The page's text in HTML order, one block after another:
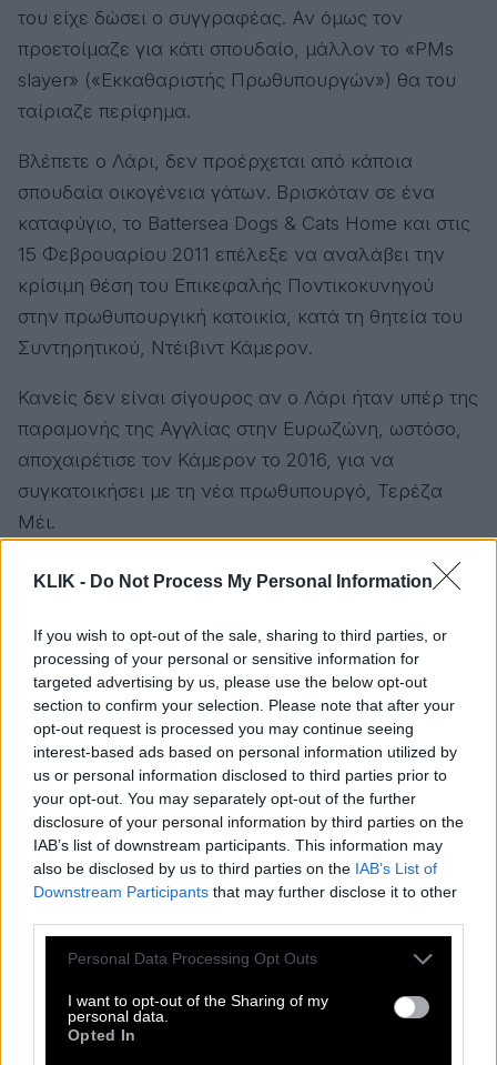
KLIK - Do Not Process My Personal Information
If you wish to opt-out of the sale, sharing to third parties, or
processing of your personal or sensitive information for
targeted advertising by us, please use the below opt-out
section to confirm your selection. Please note that after your
opt-out request is processed you may continue seeing
interest-based ads based on personal information utilized by
us or personal information disclosed to third parties prior to
your opt-out. You may separately opt-out of the further
disclosure of your personal information by third parties on the
IAB’s list of downstream participants. This information may
also be disclosed by us to third parties on the IAB’s List of
Downstream Participants that may further disclose it to other
Please note that this website/app uses one or more Google
not limited to your visit or usage behaviour. You may click to
grant or deny consent to Google and its third-party tags to
use your data for below specified purposes in below Google
Personal Data Processing Opt Outs
I want to opt-out of the Sharing of my
personal data.
Opted In
του είχε δώσει ο συγγραφέας. Αν όμως τον
προετοίμαζε για κάτι σπουδαίο, μάλλον το «PMs
slayer» («Εκκαθαριστής Πρωθυπουργών») θα του
ταίριαζε περίφημα.
Βλέπετε ο Λάρι, δεν προέρχεται από κάποια
σπουδαία οικογένεια γάτων. Βρισκόταν σε ένα
καταφύγιο, το Battersea Dogs & Cats Home και στις
15 Φεβρουαρίου 2011 επέλεξε να αναλάβει την
κρίσιμη θέση του Επικεφαλής Ποντικοκυνηγού
στην πρωθυπουργική κατοικία, κατά τη θητεία του
Συντηρητικού, Ντέιβιντ Κάμερον.
Κανείς δεν είναι σίγουρος αν ο Λάρι ήταν υπέρ της
παραμονής της Αγγλίας στην Ευρωζώνη, ωστόσο,
αποχαιρέτισε τον Κάμερον το 2016, για να
συγκατοικήσει με τη νέα πρωθυπουργό, Τερέζα
Μέι.
Εν τούτοις, έπειτα από μια φορτισμένη τριετία με
από τονΜπόρις Τζόνσον, με τον οποίον σίγουρα
δεν τα πήγαν καλά! Πολλή φασαρία,
παλιμπαιδίζουσα συμπεριφορά και Covid έπαιξαν
σημαντικό ρόλο στην απόφαση του Λάρι να
«τελειώσει» αυτή τη μη παραγωγική συγκατοίκηση
και να στείλει πίσω στο σπίτι του τον Τζόνσον.